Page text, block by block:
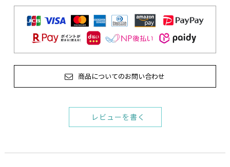
商品についてのお問い合わせ
レビューを書く